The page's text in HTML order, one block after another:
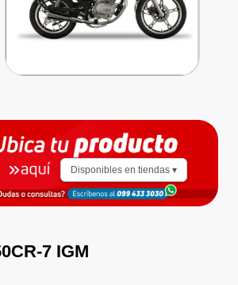
Disponibles en tiendas ▾
7 IGM